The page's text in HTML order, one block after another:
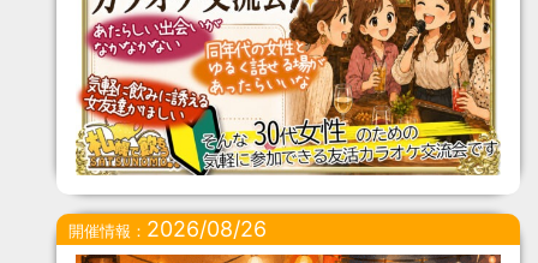
開催情報： 2026/08/26